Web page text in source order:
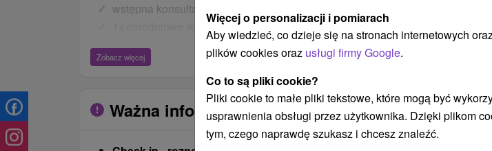
wstępna konsultacja lekarska
1x całodniowe wejście na basen + 1x 2-godzinne wejście na
basen i saunę (w przypadku złej pogody lub ograniczeń w
funkcjonowaniu basenu 1x basen kryty do wyboru)
Ceny - Bonusy
kuracja pitna ze źródeł
Zobacz więcej
Ważna informacja
Więcej o personalizacji i pomiarach
Aby wiedzieć, co dzieje się na stronach internetowych
plików cookies oraz usługi firmy Google.
Co to są pliki cookie?
Pliki cookie to małe pliki tekstowe, które mogą być
usprawnienia obsługi przez użytkownika. Dzięki plikom
tym, czego naprawdę szukasz i chcesz znaleźć.